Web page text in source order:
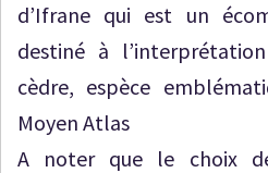
d’Ifrane qui est un
destiné à
cèdre, espèce
Moyen Atlas
A noter que le choix